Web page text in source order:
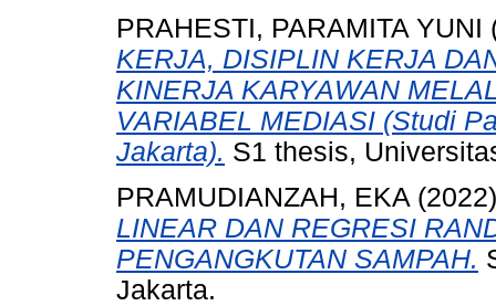
PRAHESTI, PARAMITA YUNI
KERJA, DISIPLIN KERJA
KINERJA KARYAWAN
VARIABEL MEDIASI (Studi
Jakarta). S1 thesis,
PRAMUDIANZAH, EKA
LINEAR DAN REGRESI
PENGANGKUTAN SAMPAH.
Jakarta.